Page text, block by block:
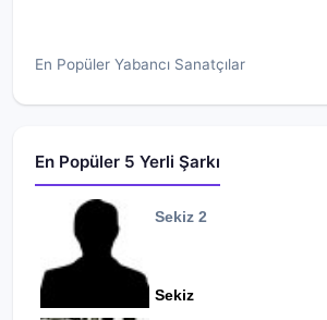
En Popüler Yabancı Sanatçılar
En Popüler 5 Yerli Şarkı
Sekiz 2
Sekiz